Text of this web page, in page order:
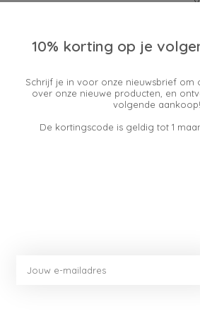
Geen producten
10% korting op je
Schrijf je in voor onze nieuwsbrief om
over onze nieuwe producten, en
volgende
De kortingscode is geldig tot 1